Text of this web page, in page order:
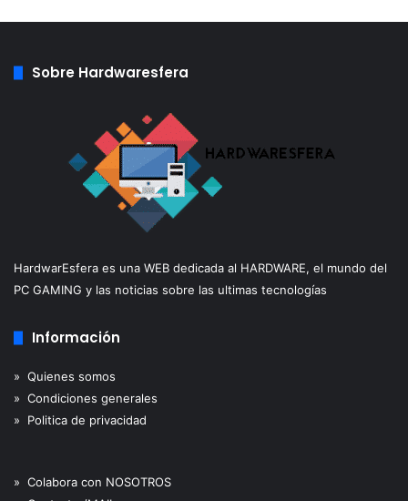
Sobre Hardwaresfera
HardwarEsfera es una WEB dedicada al HARDWARE, el mundo del
PC GAMING y las noticias sobre las ultimas tecnologías
Información
» Quienes somos
» Condiciones generales
» Politica de privacidad
» Colabora con NOSOTROS